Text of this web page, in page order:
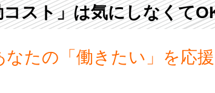
スト」は気にしなくて
たの「働きたい」を応